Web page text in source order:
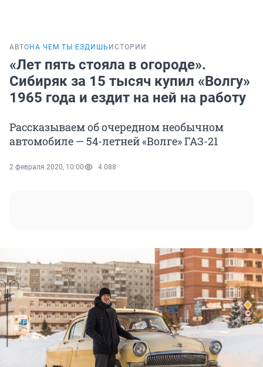
АВТО НА ЧЕМ ТЫ ЕЗДИШЬ ИСТОРИИ
«Лет пять стояла в огороде».
Сибиряк за 15 тысяч купил «Волгу»
1965 года и ездит на ней на работу
Рассказываем об очередном необычном
автомобиле — 54-летней «Волге» ГАЗ-21
2 февраля 2020, 10:00 4 088